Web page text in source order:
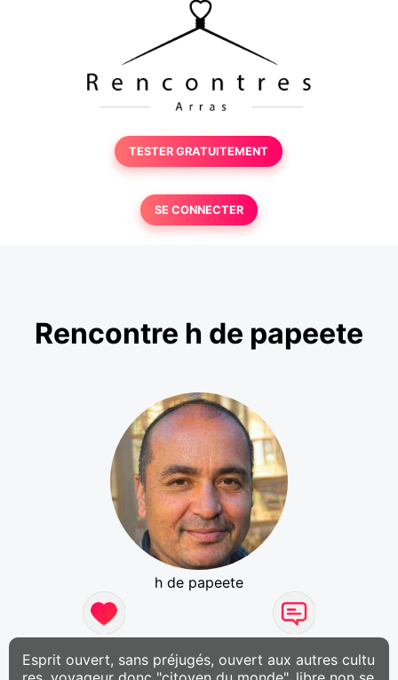
TESTER GRATUITEMENT
SE CONNECTER
Rencontre h de papeete
h de papeete
Esprit ouvert, sans préjugés, ouvert aux autres cultu